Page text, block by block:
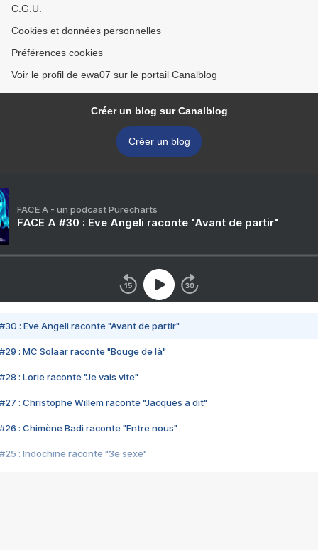
C.G.U.
Cookies et données personnelles
Préférences cookies
Voir le profil de ewa07 sur le portail Canalblog
Créer un blog sur Canalblog
Créer un blog
FACE A - un podcast Purecharts
FACE A #30 : Eve Angeli raconte "Avant de partir"
#30 : Eve Angeli raconte "Avant de partir"
#29 : MC Solaar raconte "Bouge de là"
#28 : Lorie raconte "Je vais vite"
#27 : Christophe Willem raconte "Jacques a dit"
#26 : Chimène Badi raconte "Entre nous"
#25 : Indochine raconte "3e sexe"